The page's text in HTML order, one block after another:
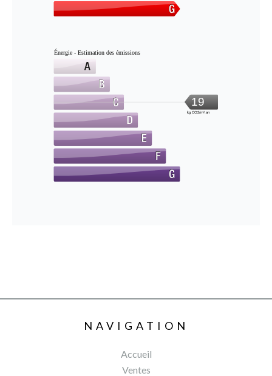
Énergie - Estimation des émissions
19
kg CO2/m².an
NAVIGATION
Accueil
Ventes